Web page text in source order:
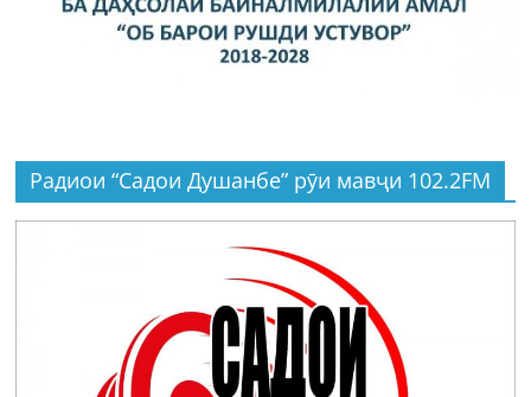
Радиои “Садои Душанбе” рӯи мавҷи 102.2FM